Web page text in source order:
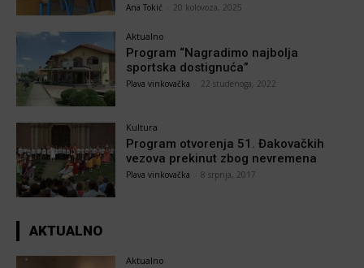
Ana Tokić 20 kolovoza, 2025
Aktualno
Program “Nagradimo najbolja
sportska dostignuća”
Plava vinkovačka 22 studenoga, 2022
Kultura
Program otvorenja 51. Đakovačkih
vezova prekinut zbog nevremena
Plava vinkovačka 8 srpnja, 2017
AKTUALNO
Aktualno